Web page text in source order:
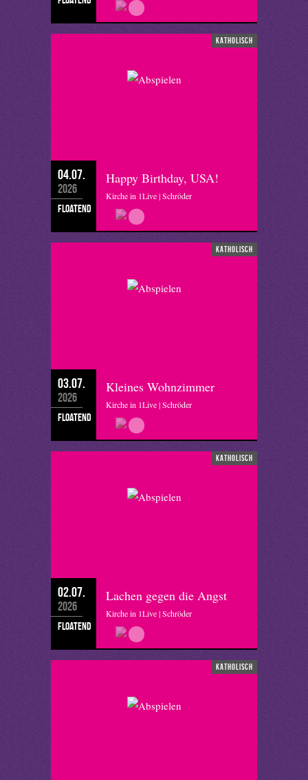
katholisch
04.07.
2026
floatend
Happy Birthday, USA!
Kirche in 1Live | Schröder
katholisch
03.07.
2026
floatend
Kleines Wohnzimmer
Kirche in 1Live | Schröder
katholisch
02.07.
2026
floatend
Lachen gegen die Angst
Kirche in 1Live | Schröder
katholisch